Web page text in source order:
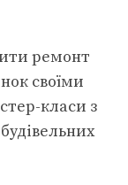
ремонт
своїми
класи з